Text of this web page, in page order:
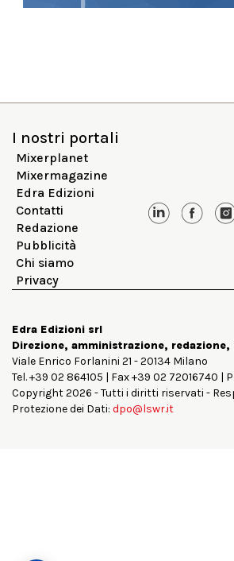
I nostri portali
Mixerplanet
Mixermagazine
Edra Edizioni
Contatti
Redazione
Pubblicità
Chi siamo
Privacy
Edra Edizioni srl
Direzione, amministrazione,
Viale Enrico Forlanini 21 - 20134 Milano
Tel. +39 02 864105 | Fax +39 02 72016740 |
Copyright 2026 - Tutti i diritti riservati -
Protezione dei Dati: dpo@lswr.it